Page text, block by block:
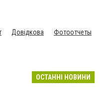
Довідкова Фотоотчеты
ОСТАННІ НОВИНИ